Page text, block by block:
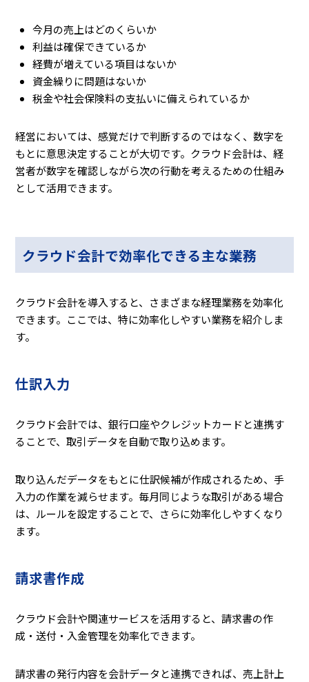
今月の売上はどのくらいか
利益は確保できているか
経費が増えている項目はないか
資金繰りに問題はないか
税金や社会保険料の支払いに備えられているか
経営においては、感覚だけで判断するのではなく、数字を
もとに意思決定することが大切です。クラウド会計は、経
営者が数字を確認しながら次の行動を考えるための仕組み
として活用できます。
クラウド会計で効率化できる主な業務
クラウド会計を導入すると、さまざまな経理業務を効率化
できます。ここでは、特に効率化しやすい業務を紹介しま
す。
仕訳入力
クラウド会計では、銀行口座やクレジットカードと連携す
ることで、取引データを自動で取り込めます。
取り込んだデータをもとに仕訳候補が作成されるため、手
入力の作業を減らせます。毎月同じような取引がある場合
は、ルールを設定することで、さらに効率化しやすくなり
ます。
請求書作成
クラウド会計や関連サービスを活用すると、請求書の作
成・送付・入金管理を効率化できます。
請求書の発行内容を会計データと連携できれば、売上計上